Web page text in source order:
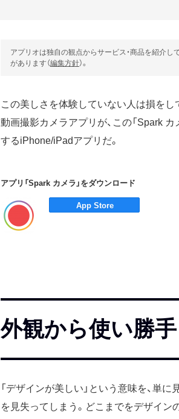
アプリオは独自の観点からサービス・商品を紹介し
があります（編集方針）。
この美しさを体験していない人は損を
動画撮影カメラアプリが、この「Spark
するiPhone/iPadアプリだ。
アプリ「Spark カメラ」をダウンロード
外観から使い勝
「デザインが美しい」という意味を、単
を見失ってしまう。どこまでをデザイン